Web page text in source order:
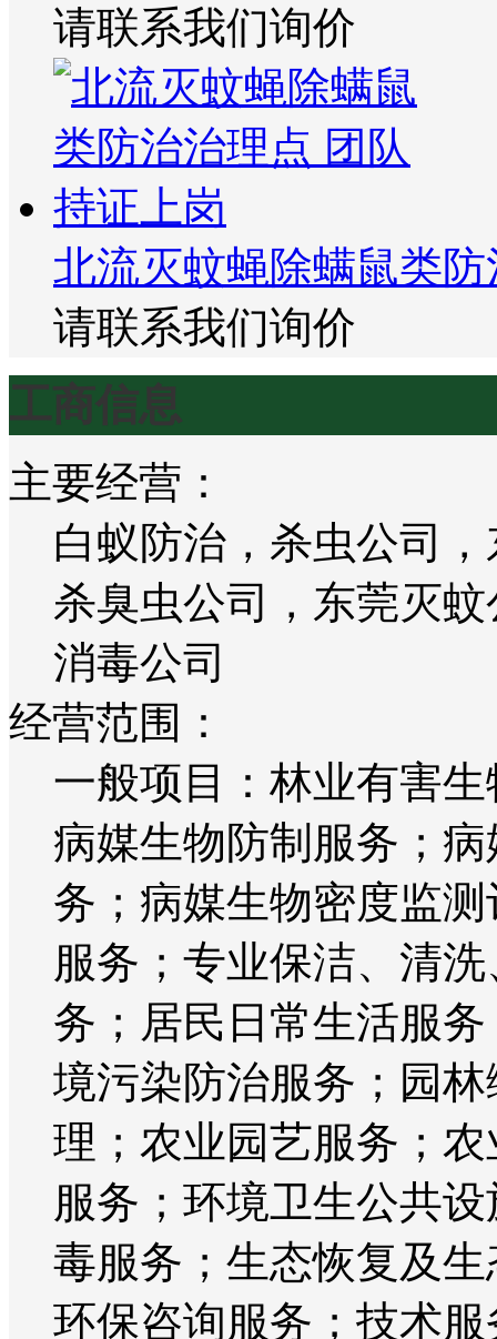
请联系我们询价
北流灭蚊蝇除螨鼠类
请联系我们询价
工商信息
主要经营：
白蚁防治，杀虫公司
杀臭虫公司，东莞灭
消毒公司
经营范围：
一般项目：林业有害
病媒生物防制服务；
务；病媒生物密度监
服务；专业保洁、清
务；居民日常生活服
境污染防治服务；园
理；农业园艺服务；
服务；环境卫生公共
毒服务；生态恢复及
环保咨询服务；技术